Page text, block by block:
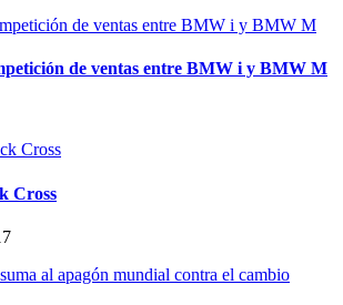
de ventas entre BMW i y BMW M
Cross